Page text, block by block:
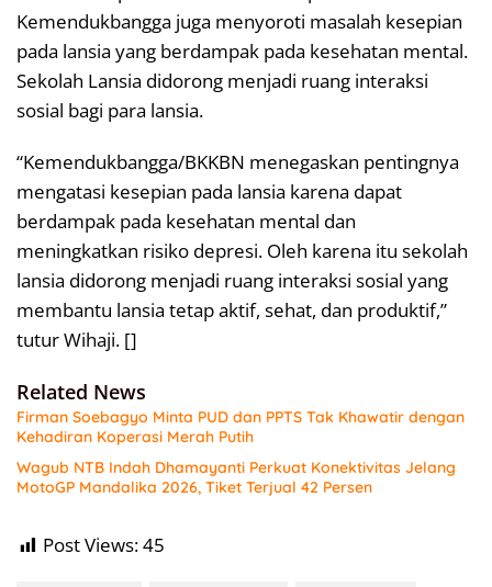
Kemendukbangga juga menyoroti masalah kesepian
pada lansia yang berdampak pada kesehatan mental.
Sekolah Lansia didorong menjadi ruang interaksi
sosial bagi para lansia.
“Kemendukbangga/BKKBN menegaskan pentingnya
mengatasi kesepian pada lansia karena dapat
berdampak pada kesehatan mental dan
meningkatkan risiko depresi. Oleh karena itu sekolah
lansia didorong menjadi ruang interaksi sosial yang
membantu lansia tetap aktif, sehat, dan produktif,”
tutur Wihaji. []
Related News
Firman Soebagyo Minta PUD dan PPTS Tak Khawatir dengan
Kehadiran Koperasi Merah Putih
Wagub NTB Indah Dhamayanti Perkuat Konektivitas Jelang
MotoGP Mandalika 2026, Tiket Terjual 42 Persen
Post Views:45